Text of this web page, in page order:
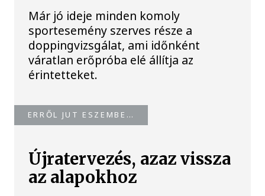
Már jó ideje minden komoly
sportesemény szerves része a
doppingvizsgálat, ami időnként
váratlan erőpróba elé állítja az
érintetteket.
ERRŐL JUT ESZEMBE…
Újratervezés, azaz vissza
az alapokhoz